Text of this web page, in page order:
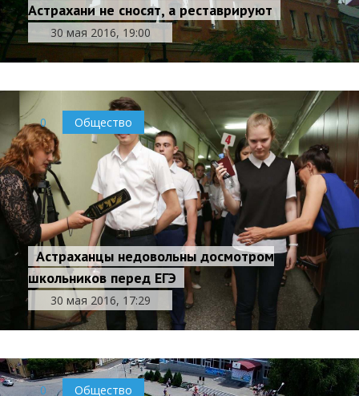
Астрахани не сносят, а реставрируют
30 мая 2016, 19:00
0 Общество
Астраханцы недовольны досмотром
школьников перед ЕГЭ
30 мая 2016, 17:29
0 Общество